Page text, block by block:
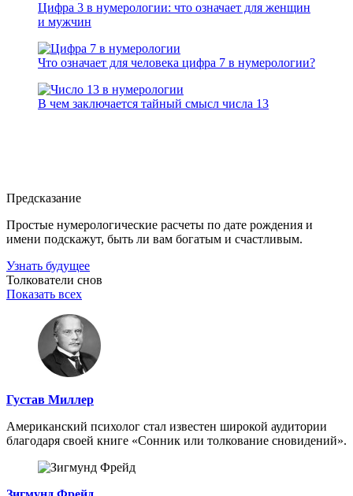
Цифра 3 в нумерологии: что означает для женщин
и мужчин
Что означает для человека цифра 7 в нумерологии?
В чем заключается тайный смысл числа 13
Предсказание
Простые нумерологические расчеты по дате рождения и
имени подскажут, быть ли вам богатым и счастливым.
Узнать будущее
Толкователи снов
Показать всех
Густав Миллер
Американский психолог стал известен широкой аудитории
благодаря своей книге «Сонник или толкование сновидений».